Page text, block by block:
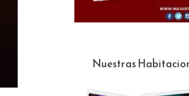
Nuestras